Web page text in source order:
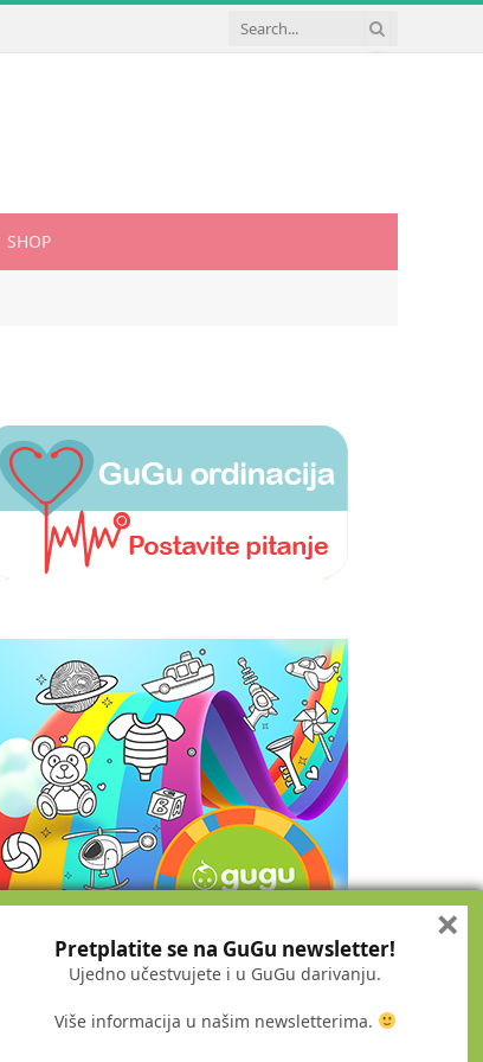
SHOP
Pretplatite se na GuGu newsletter!
Ujedno učestvujete i u GuGu darivanju.
Više informacija u našim newsletterima.
×